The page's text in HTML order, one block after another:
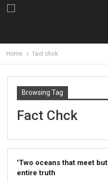
Home fact chck
Browsing Tag
Fact Chck
'Two oceans that meet
entire truth